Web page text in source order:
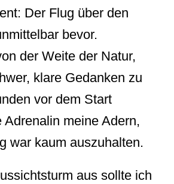
Der Flug über den
bevor.
der Weite der Natur,
klare Gedanken zu
vor dem Start
Adrenalin meine Adern,
war kaum auszuhalten.
aus sollte ich